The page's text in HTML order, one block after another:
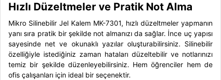
Hızlı Düzeltmeler ve Pratik Not Alma
Mikro Silinebilir Jel Kalem MK-7301, hızlı düzeltmeler yapmanın
yanı sıra pratik bir şekilde not almanızı da sağlar. İnce uç yapısı
sayesinde net ve okunaklı yazılar oluşturabilirsiniz. Silinebilir
özelliğiyle istediğiniz zaman hataları düzeltebilir ve notlarınızı
temiz bir şekilde düzenleyebilirsiniz. Hem öğrenciler hem de
ofis çalışanları için ideal bir seçenektir.